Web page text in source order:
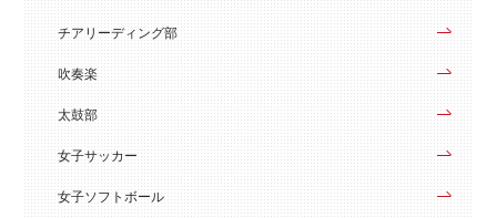
チアリーディング部
吹奏楽
太鼓部
女子サッカー
女子ソフトボール